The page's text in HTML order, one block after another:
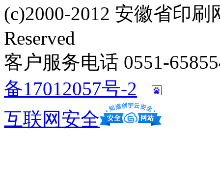
(c)2000-2012 安徽省印刷
Reserved
客户服务电话 0551-
备17012057号-2
互联网安全